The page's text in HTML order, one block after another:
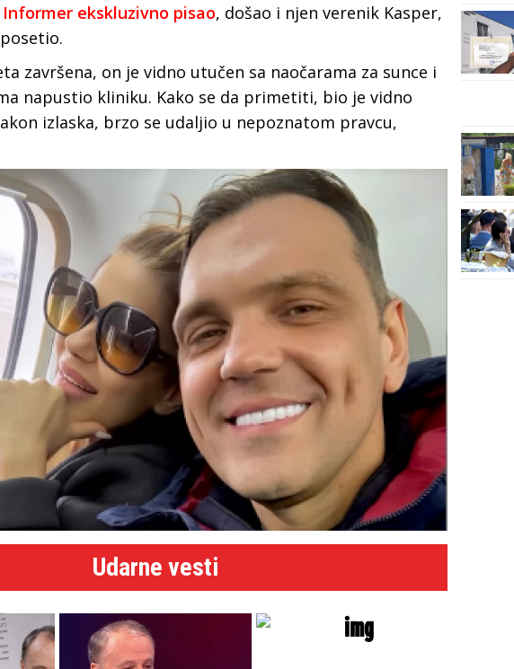
ekskluzivno pisao, došao i njen verenik Kasper,
završena, on je vidno utučen sa naočarama za sunce i
napustio kliniku. Kako se da primetiti, bio je vidno
izlaska, brzo se udaljio u nepoznatom pravcu,
Udarne vesti